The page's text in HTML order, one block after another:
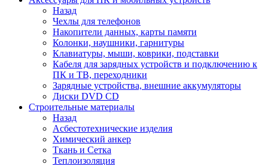
Назад
Чехлы для телефонов
Накопители данных, карты памяти
Колонки, наушники, гарнитуры
Клавиатуры, мыши, коврики, подставки
Кабеля для зарядных устройств и подключению к
ПК и ТВ, переходники
Зарядные устройства, внешние аккумуляторы
Диски DVD CD
Строительные материалы
Назад
Асбестотехнические изделия
Химический анкер
Ткань и Сетка
Теплоизоляция